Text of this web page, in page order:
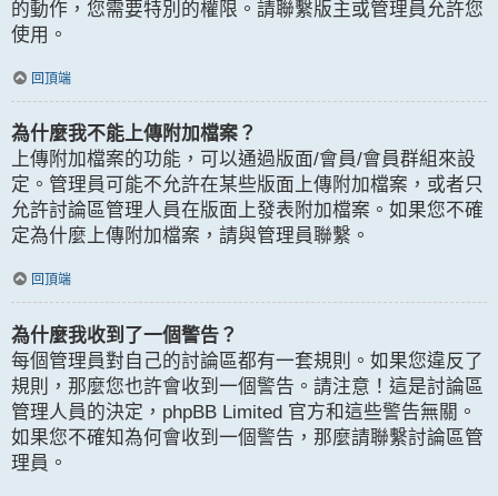
的動作，您需要特別的權限。請聯繫版主或管理員允許您
使用。
回頂端
為什麼我不能上傳附加檔案？
上傳附加檔案的功能，可以通過版面/會員/會員群組來設
定。管理員可能不允許在某些版面上傳附加檔案，或者只
允許討論區管理人員在版面上發表附加檔案。如果您不確
定為什麼上傳附加檔案，請與管理員聯繫。
回頂端
為什麼我收到了一個警告？
每個管理員對自己的討論區都有一套規則。如果您違反了
規則，那麼您也許會收到一個警告。請注意！這是討論區
管理人員的決定，phpBB Limited 官方和這些警告無關。
如果您不確知為何會收到一個警告，那麼請聯繫討論區管
理員。